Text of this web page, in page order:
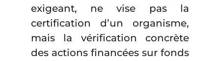
exigeant, ne vise pas la
certification d’un organisme,
mais la vérification concrète
des actions financées sur fonds